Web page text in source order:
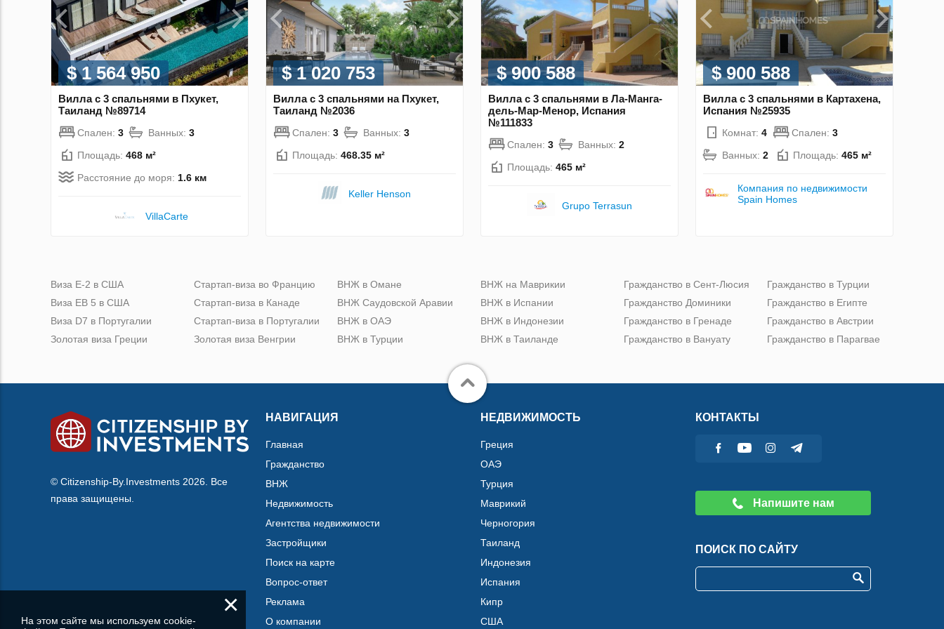
$ 1 564 950
Вилла с 3 спальнями в Пхукет,
Таиланд №89714
Спален: 3 Ванных: 3
Площадь: 468 м²
Расстояние до моря: 1.6 км
VillaСarte
$ 1 020 753
Вилла с 3 спальнями на Пхукет,
Таиланд №2036
Спален: 3 Ванных: 3
Площадь: 468.35 м²
Keller Henson
$ 900 588
Вилла с 3 спальнями в Ла-Манга-
дель-Мар-Менор, Испания
№111833
Спален: 3 Ванных: 2
Площадь: 465 м²
Grupo Terrasun
$ 900 588
Вилла с 3 спальнями в Картахена,
Испания №25935
Комнат: 4 Спален: 3
Ванных: 2 Площадь: 465 м²
Компания по недвижимости
Spain Homes
Виза Е-2 в США
Виза ЕВ 5 в США
Виза D7 в Португалии
Золотая виза Греции
Стартап-виза во Францию
Стартап-виза в Канаде
Стартап-виза в Португалии
Золотая виза Венгрии
ВНЖ в Омане
ВНЖ Саудовской Аравии
ВНЖ в ОАЭ
ВНЖ в Турции
ВНЖ на Маврикии
ВНЖ в Испании
ВНЖ в Индонезии
ВНЖ в Таиланде
Гражданство в Сент-Люсия
Гражданство Доминики
Гражданство в Гренаде
Гражданство в Вануату
Гражданство в Турции
Гражданство в Египте
Гражданство в Австрии
Гражданство в Парагвае
© Citizenship-By.Investments 2026. Все
права защищены.
НАВИГАЦИЯ
Главная
Гражданство
ВНЖ
Недвижимость
Агентства недвижимости
Застройщики
Поиск на карте
Вопрос-ответ
Реклама
О компании
НЕДВИЖИМОСТЬ
Греция
ОАЭ
Турция
Маврикий
Черногория
Таиланд
Индонезия
Испания
Кипр
США
КОНТАКТЫ
Напишите нам
ПОИСК ПО САЙТУ
×
На этом сайте мы используем cookie-